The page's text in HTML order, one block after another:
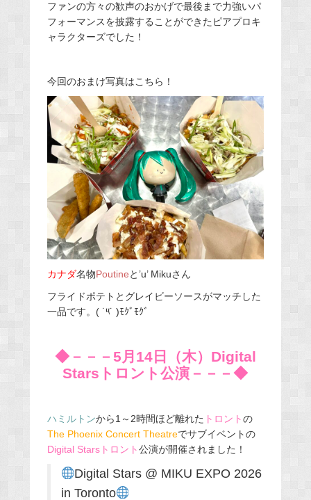
ファンの方々の歓声のおかげで最後まで力強いパ
フォーマンスを披露することができたピアプロキ
ャラクターズでした！
今回のおまけ写真はこちら！
カナダ名物Poutineと’u’ Mikuさん
フライドポテトとグレイビーソースがマッチした
一品です。( ˙༥˙ )ﾓｸﾞﾓｸﾞ
◆－－－5月14日（木）Digital
Starsトロント公演－－－◆
ハミルトンから1～2時間ほど離れた トロントの
The Phoenix Concert Theatreでサブイベントの
Digital Starsトロント公演が開催されました！
Digital Stars @ MIKU EXPO 2026
in Toronto